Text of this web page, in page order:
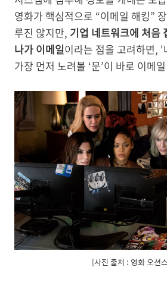
영화가 핵심적으로 “이메일 해킹”
루진 않지만, 기업 네트워크에 처음
나가 이메일이라는 점을 고려하면,
가장 먼저 노려볼 ‘문’이 바로 이메
[사진 출처 : 영화 오션